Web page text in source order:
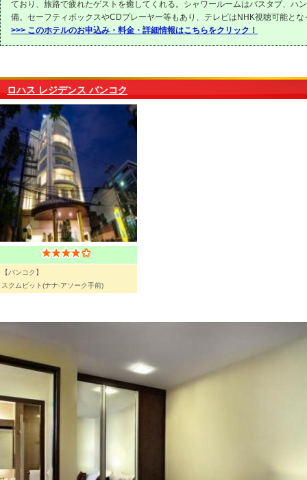
ており、旅路で疲れたゲストを癒してくれる。シャワールームはバスタブ、ハ
備。セーフティボックスやCDプレーヤー等もあり、テレビはNHK視聴可能とな
>>> このホテルのお申込み・料金・詳細情報はこちらをクリック！
ロハス レジデンス バンコク
【バンコク】
スクムビット(ナナ-アソーク手前)